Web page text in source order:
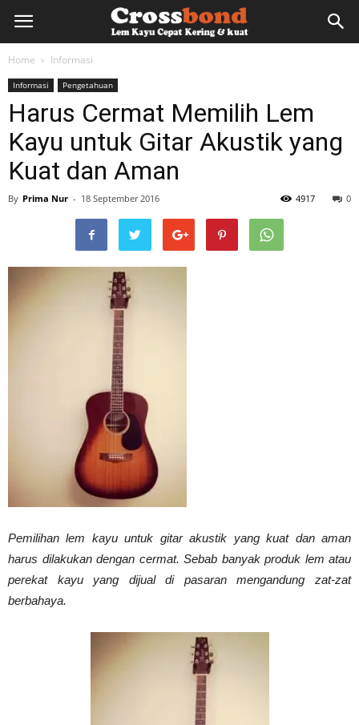
lemkayu.net
Lem
Kering,
Kuat
Home Informasi
Informasi Pengetahuan
Harus Cermat Memilih Lem
Kayu untuk Gitar Akustik yang
Kuat dan Aman
By Prima Nur - 18 September 2016 0
4917
Pemilihan lem kayu untuk gitar akustik yang kuat dan aman
harus dilakukan dengan cermat. Sebab banyak produk lem atau
perekat kayu yang dijual di pasaran mengandung zat-zat
berbahaya.